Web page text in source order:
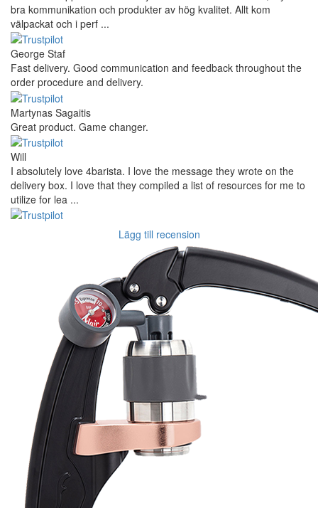
bra kommunikation och produkter av hög kvalitet. Allt kom
välpackat och i perf ...
George Staf
Fast delivery. Good communication and feedback throughout the
order procedure and delivery.
Martynas Sagaitis
Great product. Game changer.
Will
I absolutely love 4barista. I love the message they wrote on the
delivery box. I love that they compiled a list of resources for me to
utilize for lea ...
Lägg till recension